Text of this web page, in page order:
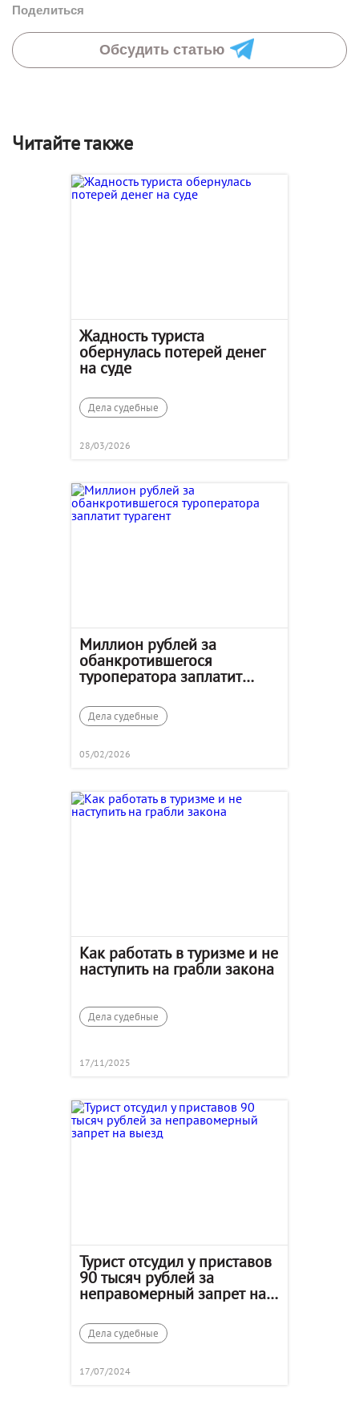
Поделиться
Обсудить статью
Читайте также
Жадность туриста
обернулась потерей денег
на суде
Дела судебные
28/03/2026
Миллион рублей за
обанкротившегося
туроператора заплатит
Дела судебные
05/02/2026
Как работать в туризме и не
наступить на грабли закона
Дела судебные
17/11/2025
Турист отсудил у приставов
90 тысяч рублей за
неправомерный запрет на
Дела судебные
17/07/2024